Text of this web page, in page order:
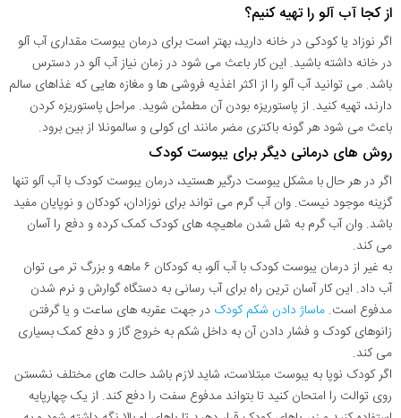
از کجا آب آلو را تهیه کنیم؟
اگر نوزاد یا کودکی در خانه دارید، بهتر است برای درمان یبوست مقداری آب آلو
در خانه داشته باشید. این کار باعث می شود در زمان نیاز آب آلو در دسترس
باشد. می توانید آب آلو را از اکثر اغذیه فروشی ها و مغازه هایی که غذاهای سالم
دارند، تهیه کنید. از پاستوریزه بودن آن مطمئن شوید. مراحل پاستوریزه کردن
باعث می شود هر گونه باکتری مضر مانند ای کولی و سالمونلا از بین برود.
روش های درمانی دیگر برای یبوست کودک
اگر در هر حال با مشکل یبوست درگیر هستید، درمان یبوست کودک با آب آلو تنها
گزینه موجود نیست. وان آب گرم می تواند برای نوزادان، کودکان و نوپایان مفید
باشد. وان آب گرم به شل شدن ماهیچه های کودک کمک کرده و دفع را آسان
می کند.
به غیر از درمان یبوست کودک با آب آلو، به کودکان ۶ ماهه و بزرگ تر می توان
آب داد. این کار آسان ترین راه برای آب رسانی به دستگاه گوارش و نرم شدن
مدفوع است. ماساژ دادن شکم کودک در جهت عقربه های ساعت و یا گرفتن
زانوهای کودک و فشار دادن آن به داخل شکم به خروج گاز و دفع کمک بسیاری
می کند.
اگر کودک نوپا به یبوست مبتلاست، شاید لازم باشد حالت های مختلف نشستن
روی توالت را امتحان کنید تا بتواند مدفوع سفت را دفع کند. از یک چهارپایه